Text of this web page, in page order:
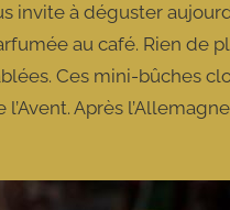
invite à déguster
au café. Rien de
Ces mini-bûches
Après